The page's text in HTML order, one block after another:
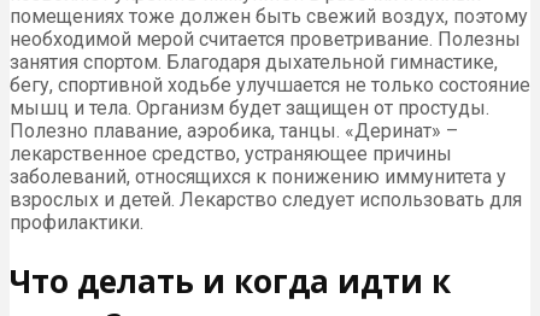
помещениях тоже должен быть свежий воздух, поэтому
необходимой мерой считается проветривание. Полезны
занятия спортом. Благодаря дыхательной гимнастике,
бегу, спортивной ходьбе улучшается не только состояние
мышц и тела. Организм будет защищен от простуды.
Полезно плавание, аэробика, танцы. «Деринат» –
лекарственное средство, устраняющее причины
заболеваний, относящихся к понижению иммунитета у
взрослых и детей. Лекарство следует использовать для
профилактики.
Что делать и когда идти к